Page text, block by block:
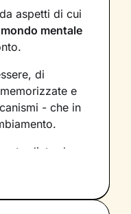
aspetti di cui
mondo mentale
di
e
- che in
dietro le
per